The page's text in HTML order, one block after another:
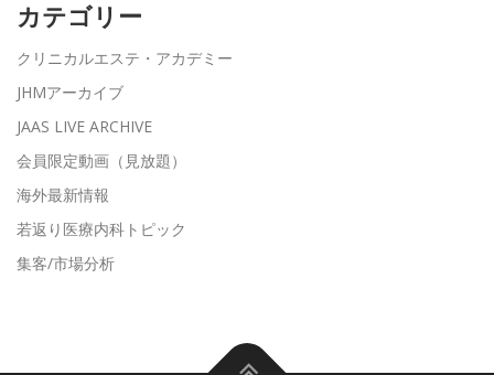
カテゴリー
クリニカルエステ・アカデミー
JHMアーカイブ
JAAS LIVE ARCHIVE
会員限定動画（見放題）
海外最新情報
若返り医療内科トピック
集客/市場分析